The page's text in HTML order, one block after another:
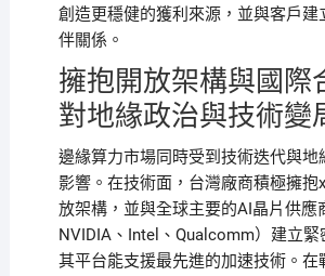
創造更穩健的獲利來源，並與客戶建
伴關係。
擁抱開放架構與國際
對地緣政治與技術變
邊緣算力市場同時受到技術迭代與地
影響。在技術面，台灣廠商積極擁抱
放架構，並與全球主要的AI晶片供應
NVIDIA、Intel、Qualcomm）建立
其平台能支援最先進的加速技術。在